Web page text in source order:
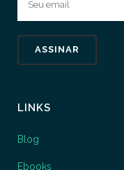
LINKS
Blog
Ebooks